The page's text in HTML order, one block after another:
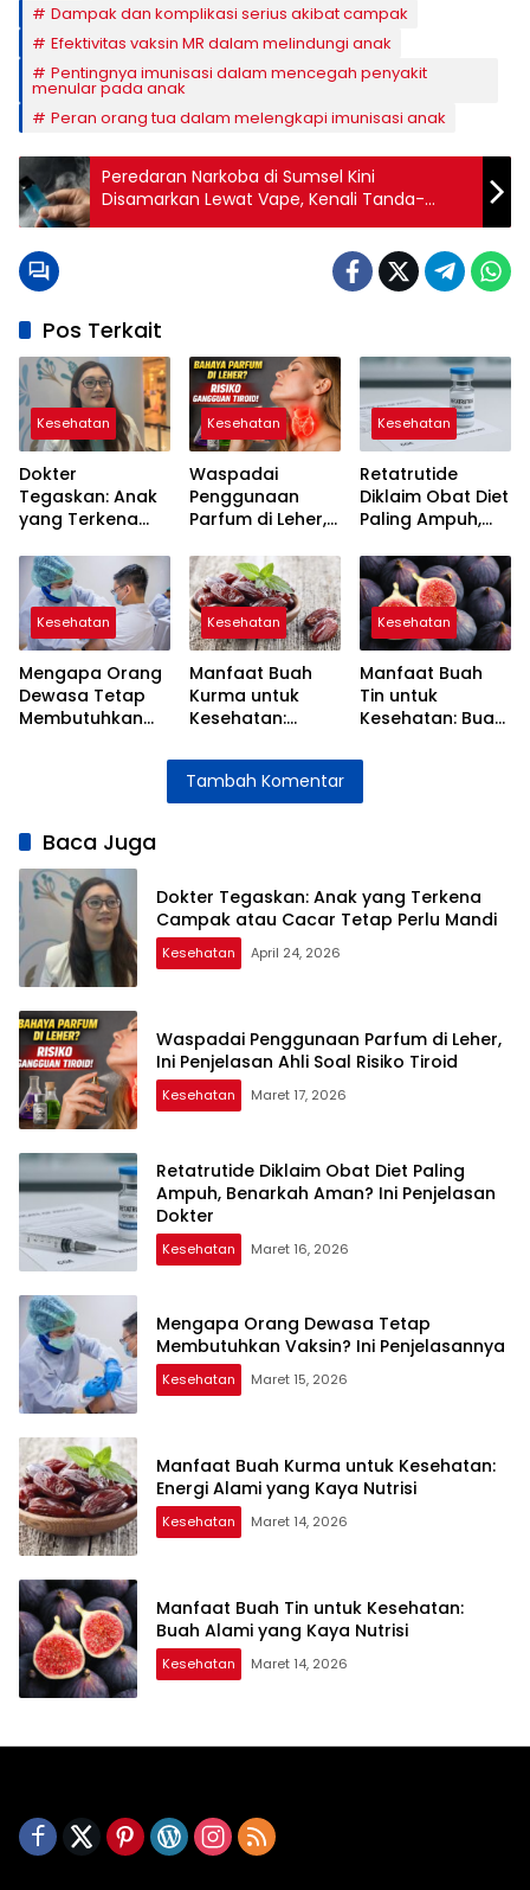
Dampak dan komplikasi serius akibat campak
Efektivitas vaksin MR dalam melindungi anak
Pentingnya imunisasi dalam mencegah penyakit
menular pada anak
Peran orang tua dalam melengkapi imunisasi anak
Peredaran Narkoba di Sumsel Kini
Disamarkan Lewat Vape, Kenali Tanda-
Tandanya
Pos Terkait
Kesehatan
Dokter
Tegaskan: Anak
yang Terkena
Cacar Tetap
Perlu Mandi
Kesehatan
Waspadai
Penggunaan
Parfum di Leher,
Ahli Soal Risiko
Tiroid
Kesehatan
Retatrutide
Diklaim Obat Diet
Paling Ampuh,
Ini Penjelasan
Dokter
Kesehatan
Mengapa Orang
Dewasa Tetap
Membutuhkan
Kesehatan
Manfaat Buah
Kurma untuk
Kesehatan:
yang Kaya Nutrisi
Kesehatan
Manfaat Buah
Tin untuk
Kesehatan: Buah
Nutrisi
Tambah Komentar
Baca Juga
Dokter Tegaskan: Anak yang Terkena
Campak atau Cacar Tetap Perlu Mandi
Kesehatan April 24, 2026
Waspadai Penggunaan Parfum di Leher,
Ini Penjelasan Ahli Soal Risiko Tiroid
Kesehatan Maret 17, 2026
Retatrutide Diklaim Obat Diet Paling
Ampuh, Benarkah Aman? Ini Penjelasan
Dokter
Kesehatan Maret 16, 2026
Mengapa Orang Dewasa Tetap
Membutuhkan Vaksin? Ini Penjelasannya
Kesehatan Maret 15, 2026
Manfaat Buah Kurma untuk Kesehatan:
Energi Alami yang Kaya Nutrisi
Kesehatan Maret 14, 2026
Manfaat Buah Tin untuk Kesehatan:
Buah Alami yang Kaya Nutrisi
Kesehatan Maret 14, 2026